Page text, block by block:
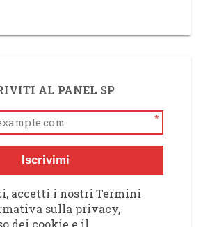
AL PANEL SP
*
Iscrivimi
accetti i nostri Termini
sulla privacy,
dei cookie e il